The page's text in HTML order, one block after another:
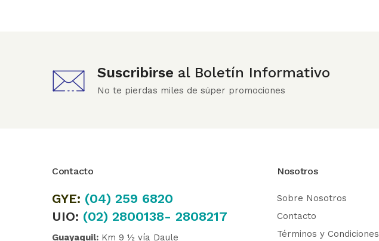
Suscribirse al Boletín Informativo
No te pierdas miles de súper promociones
Contacto
GYE: (04) 259 6820
UIO: (02) 2800138- 2808217
Guayaquil: Km 9 ½ vía Daule
Nosotros
Sobre Nosotros
Contacto
Términos y Condiciones